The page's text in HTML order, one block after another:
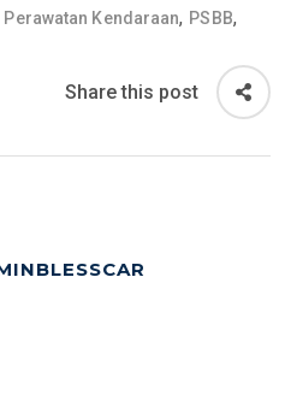
Perawatan Kendaraan, PSBB,
Share this post